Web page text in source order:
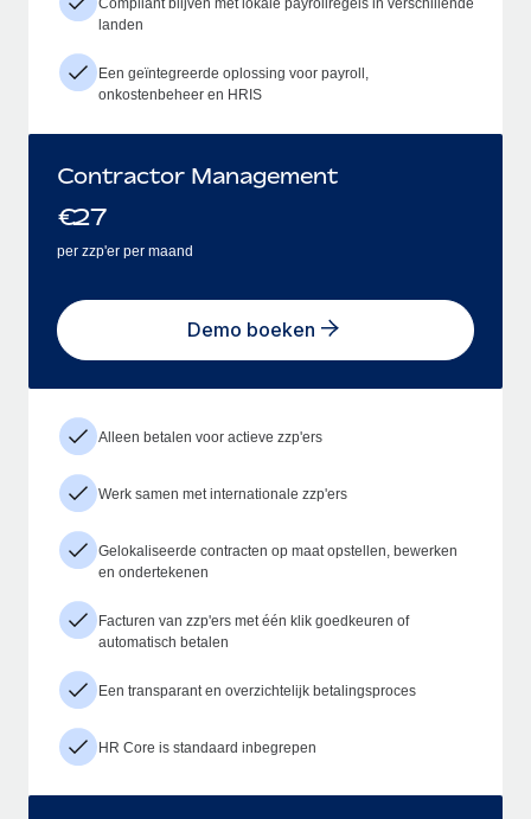
landen
Een geïntegreerde oplossing voor payroll,
onkostenbeheer en HRIS
Contractor Management
€27
per zzp'er per maand
Demo boeken
Alleen betalen voor actieve zzp'ers
Werk samen met internationale zzp'ers
Gelokaliseerde contracten op maat opstellen, bewerken
en ondertekenen
Facturen van zzp'ers met één klik goedkeuren of
automatisch betalen
Een transparant en overzichtelijk betalingsproces
HR Core is standaard inbegrepen